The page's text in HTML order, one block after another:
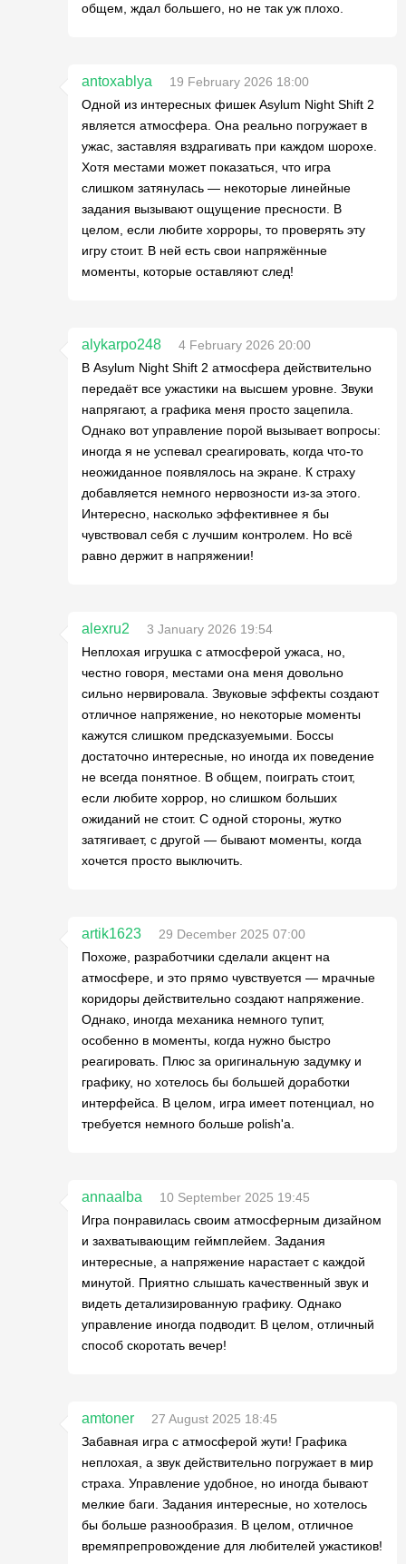
общем, ждал большего, но не так уж плохо.
antoxablya
19 February 2026 18:00
Одной из интересных фишек Asylum Night Shift 2
является атмосфера. Она реально погружает в
ужас, заставляя вздрагивать при каждом шорохе.
Хотя местами может показаться, что игра
слишком затянулась — некоторые линейные
задания вызывают ощущение пресности. В
целом, если любите хорроры, то проверять эту
игру стоит. В ней есть свои напряжённые
моменты, которые оставляют след!
alykarpo248
4 February 2026 20:00
В Asylum Night Shift 2 атмосфера действительно
передаёт все ужастики на высшем уровне. Звуки
напрягают, а графика меня просто зацепила.
Однако вот управление порой вызывает вопросы:
иногда я не успевал среагировать, когда что-то
неожиданное появлялось на экране. К страху
добавляется немного нервозности из-за этого.
Интересно, насколько эффективнее я бы
чувствовал себя с лучшим контролем. Но всё
равно держит в напряжении!
alexru2
3 January 2026 19:54
Неплохая игрушка с атмосферой ужаса, но,
честно говоря, местами она меня довольно
сильно нервировала. Звуковые эффекты создают
отличное напряжение, но некоторые моменты
кажутся слишком предсказуемыми. Боссы
достаточно интересные, но иногда их поведение
не всегда понятное. В общем, поиграть стоит,
если любите хоррор, но слишком больших
ожиданий не стоит. С одной стороны, жутко
затягивает, с другой — бывают моменты, когда
хочется просто выключить.
artik1623
29 December 2025 07:00
Похоже, разработчики сделали акцент на
атмосфере, и это прямо чувствуется — мрачные
коридоры действительно создают напряжение.
Однако, иногда механика немного тупит,
особенно в моменты, когда нужно быстро
реагировать. Плюс за оригинальную задумку и
графику, но хотелось бы большей доработки
интерфейса. В целом, игра имеет потенциал, но
требуется немного больше polish'а.
annaalba
10 September 2025 19:45
Игра понравилась своим атмосферным дизайном
и захватывающим геймплейем. Задания
интересные, а напряжение нарастает с каждой
минутой. Приятно слышать качественный звук и
видеть детализированную графику. Однако
управление иногда подводит. В целом, отличный
способ скоротать вечер!
amtoner
27 August 2025 18:45
Забавная игра с атмосферой жути! Графика
неплохая, а звук действительно погружает в мир
страха. Управление удобное, но иногда бывают
мелкие баги. Задания интересные, но хотелось
бы больше разнообразия. В целом, отличное
времяпрепровождение для любителей ужастиков!